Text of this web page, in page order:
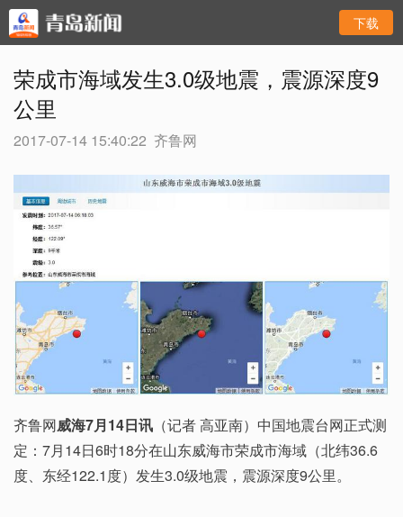
下载
荣成市海域发生3.0级地震，震源深度9
公里
2017-07-14 15:40:22 齐鲁网
齐鲁网威海7月14日讯 （记者 高亚南）中国地震台网正式测
定：7月14日6时18分在山东威海市荣成市海域（北纬36.6
度、东经122.1度）发生3.0级地震，震源深度9公里。